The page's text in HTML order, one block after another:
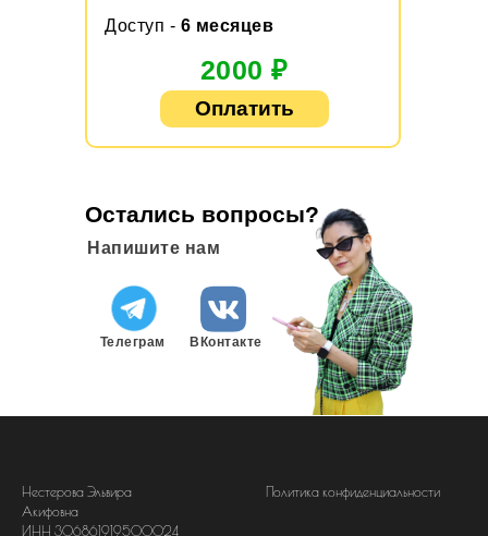
Доступ - 6 месяцев
Оплатить
2000 ₽
Остались вопросы?
Напишите нам
Телеграм ВКонтакте
Нестерова Эльвира
Акифовна
ИНН 306861919500024
Политика конфиденциальности